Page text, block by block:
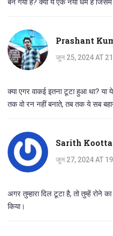
बन गया है? क्या ये एक नया धर्म है
Prashant
जून 25, 2024 AT
क्या एगर वाकई इतना टूटा हुआ था? या
तक वो रन नहीं बनाते, तब तक ये सब
Sarith
जून 27, 2024 AT
अगर तुम्हारा दिल टूटा है, तो तुम्हें रोने
किया।